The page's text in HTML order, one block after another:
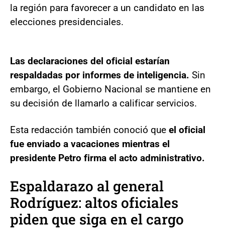
la región para favorecer a un candidato en las
elecciones presidenciales.
Las declaraciones del oficial estarían
respaldadas por informes de inteligencia. Sin
embargo, el Gobierno Nacional se mantiene en
su decisión de llamarlo a calificar servicios.
Esta redacción también conoció que el oficial
fue enviado a vacaciones mientras el
presidente Petro firma el acto administrativo.
Espaldarazo al general
Rodríguez: altos oficiales
piden que siga en el cargo